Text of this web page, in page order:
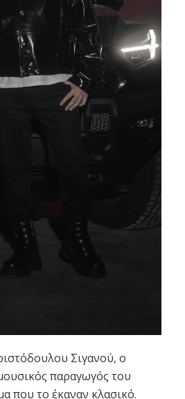
Σιγανού, ο
παραγωγός του
που το έκαναν κλασικό.